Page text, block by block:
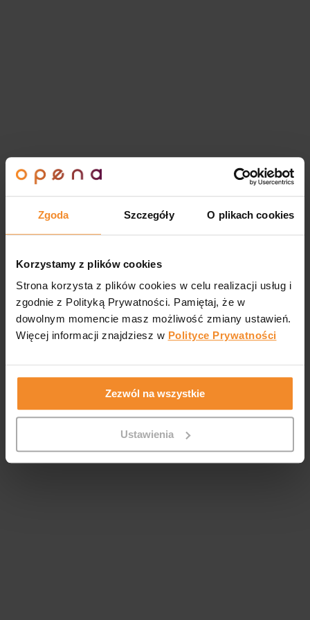
Zgoda Szczegóły O plikach cookies
Korzystamy z plików cookies
Strona korzysta z plików cookies w celu realizacji usług i
zgodnie z Polityką Prywatności. Pamiętaj, że w
dowolnym momencie masz możliwość zmiany ustawień.
Więcej informacji znajdziesz w Polityce Prywatności
Zezwól na wszystkie
Ustawienia